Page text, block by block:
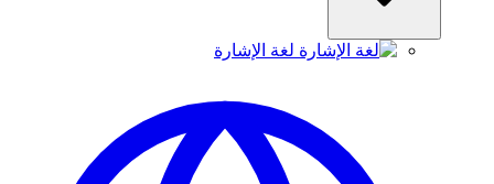
لغة الإشارة